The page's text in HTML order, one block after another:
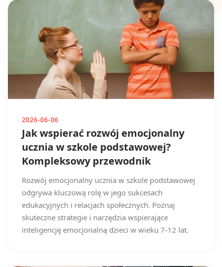
2026-06-06
Jak wspierać rozwój emocjonalny
ucznia w szkole podstawowej?
Kompleksowy przewodnik
Rozwój emocjonalny ucznia w szkole podstawowej
odgrywa kluczową rolę w jego sukcesach
edukacyjnych i relacjach społecznych. Poznaj
skuteczne strategie i narzędzia wspierające
inteligencję emocjonalną dzieci w wieku 7-12 lat.